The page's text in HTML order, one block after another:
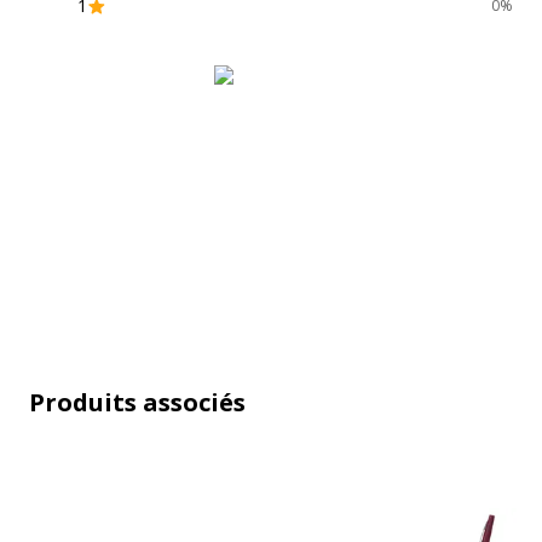
1 0%
Produits associés